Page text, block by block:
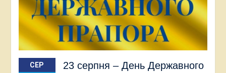
СЕР
23 серпня – День Державного